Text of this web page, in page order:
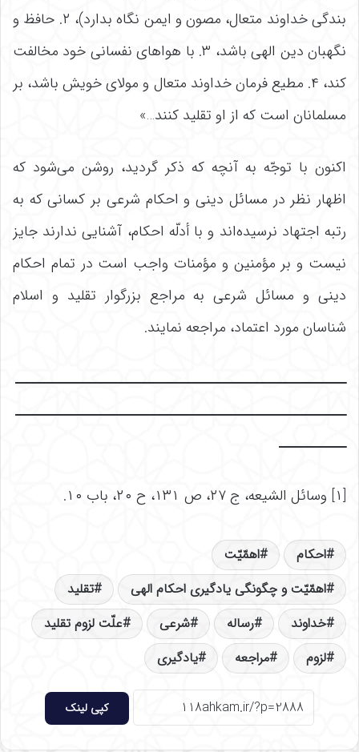
بندگی خداوند متعال، مصون و ایمن نگاه بدارد)، ۲. حافظ و
نگهبان دین الهی باشد، ۳. با هواهای نفسانی خود مخالفت
کند، ۴. مطیع فرمان خداوند متعال و مولای خویش باشد، بر
مسلمانان است که از او تقلید کنند…»
اکنون با توجّه به آنچه که ذکر گردید، روشن می‌‌شود که
اظهار نظر در مسائل دینی و احکام شرعی بر کسانی که به
رتبه اجتهاد نرسیده‌‌اند و با أدلّه احکام، آشنایی ندارند جایز
نیست و بر مؤمنین و مؤمنات واجب است در تمام احکام
دینی و مسائل شرعی به مراجع بزرگوار تقلید و اسلام‌
شناسان مورد اعتماد، مراجعه نمایند.
ـــــــــــــــــــــــــــــــــــــــــــــــــــــــــــ
ـــــــــــــــــــــــــــــــــــــــــــــــــــــــــــ
ــــــــــــ
[۱] وسائل ‏الشیعه، ج ۲۷، ص ۱۳۱، ح ۲۰، باب ۱۰.
احکام
اهمّیّت
اهمّیّت و چگونگی یادگیری احکام الهی
تقلید
خداوند
رساله شرعی
علّت لزوم تقلید
لزوم
مراجعه یادگیری
کپی لینک